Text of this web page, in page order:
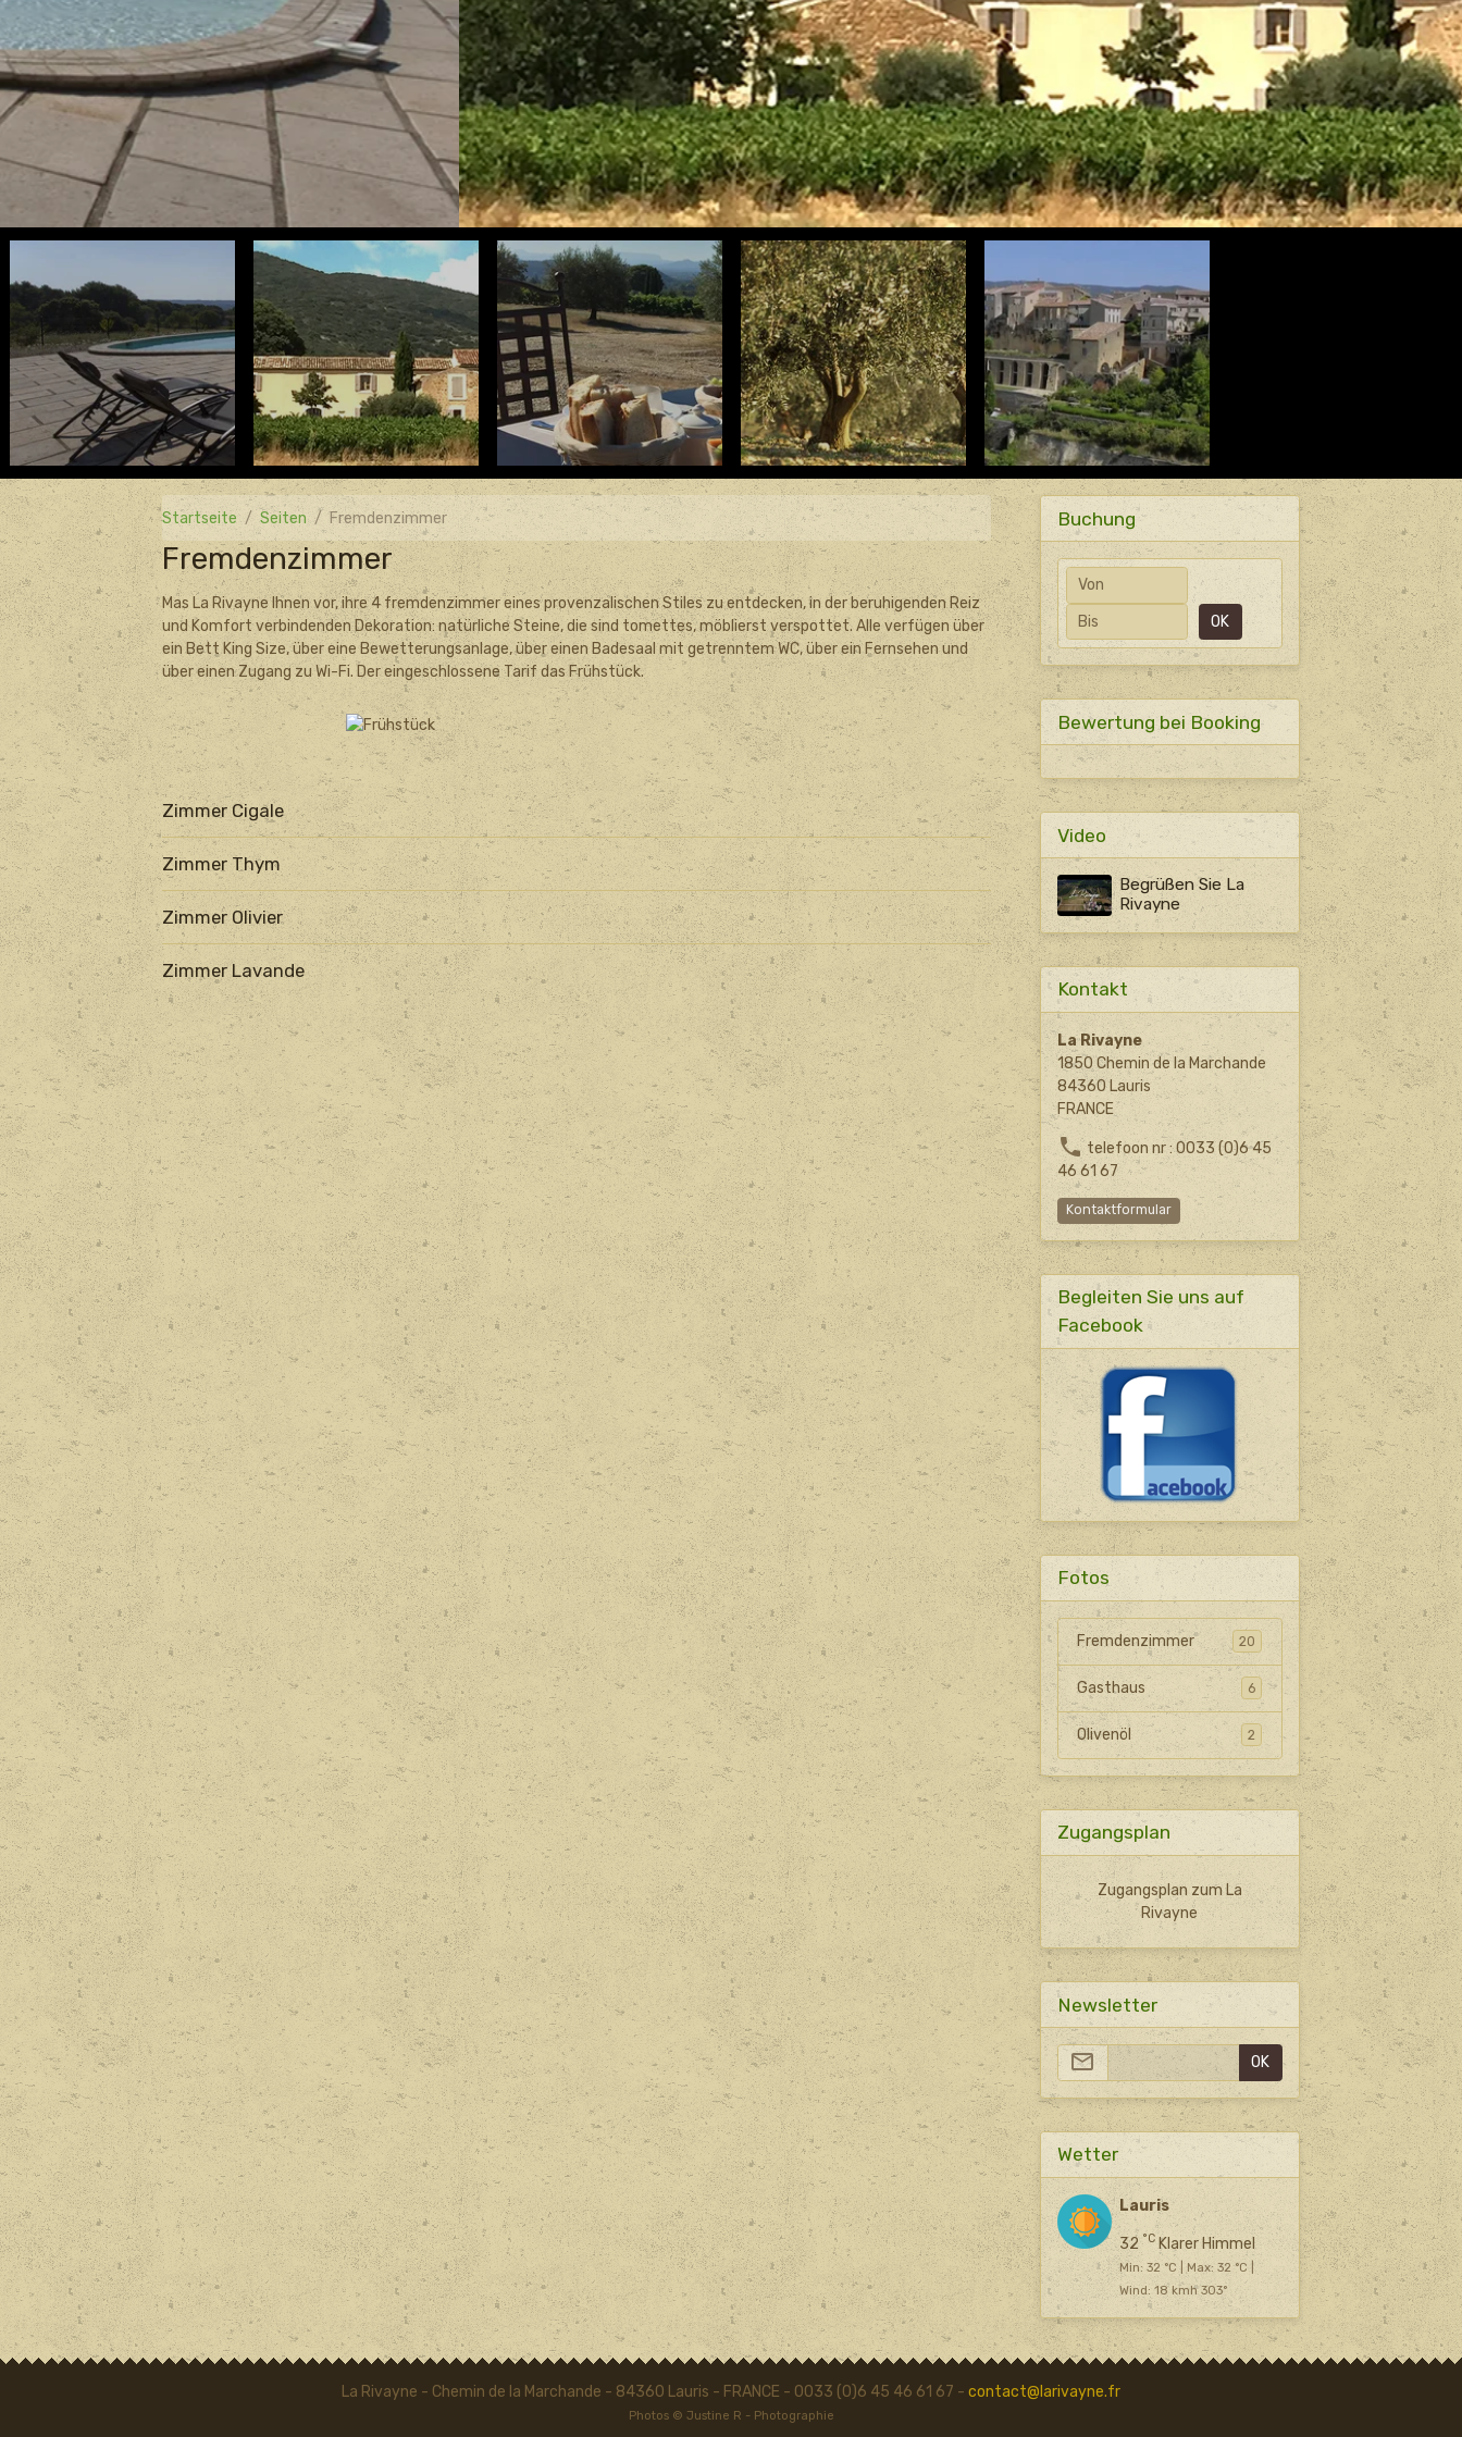
Startseite Seiten Fremdenzimmer
Fremdenzimmer
Mas La Rivayne Ihnen vor, ihre 4 fremdenzimmer eines provenzalischen Stiles zu entdecken, in der beruhigenden Reiz
und Komfort verbindenden Dekoration: natürliche Steine, die sind tomettes, möblierst verspottet. Alle verfügen über
ein Bett King Size, über eine Bewetterungsanlage, über einen Badesaal mit getrenntem WC, über ein Fernsehen und
über einen Zugang zu Wi-Fi. Der eingeschlossene Tarif das Frühstück.
Zimmer Cigale
Zimmer Thym
Zimmer Olivier
Zimmer Lavande
Buchung
Anfangsdatum
Enddatum
OK
Bewertung bei Booking
Video
Begrüßen Sie La
Rivayne
Kontakt
La Rivayne
1850 Chemin de la Marchande
84360 Lauris
FRANCE
telefoon nr : 0033 (0)6 45
46 61 67
Kontaktformular
Begleiten Sie uns auf
Facebook
Fotos
Fremdenzimmer 20
Gasthaus 6
Olivenöl 2
Zugangsplan
Zugangsplan zum La
Rivayne
Newsletter
OK
Wetter
Lauris
32 °CKlarer Himmel
Min: 32 °C | Max: 32 °C |
Wind: 18 kmh 303°
La Rivayne - Chemin de la Marchande - 84360 Lauris - FRANCE - 0033 (0)6 45 46 61 67 - contact@larivayne.fr
Photos © Justine R - Photographie